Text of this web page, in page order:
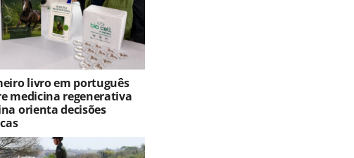
livro em português
medicina regenerativa
orienta decisões